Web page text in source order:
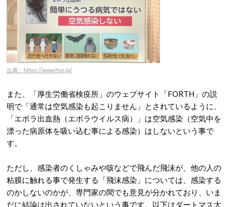
出典：https://www.fnn.jp/
また、「厚生労働省検疫所」のウェブサイト「FORTH」の説
明で「通常は空気感染も起こりません」とされているように、
「エボラ出血熱（エボラウイルス病）」は空気感染（空気中を
漂った病原体を吸い込む事による感染）はしないという事で
す。
ただし、感染者のくしゃみや咳などで飛んだ飛沫が、他の人の
粘膜に触れる事で発生する「飛沫感染」については、感染する
のかしないのかが、専門家の間でも意見が分かれており、いま
だに結論は出されていないという事です。以下はダートマス大